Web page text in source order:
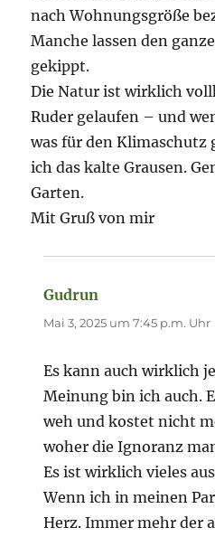
nach Wohnungsgröße
Manche lassen den
gekippt.
Die Natur ist wirklich
Ruder gelaufen – und
was für den Klimaschutz
ich das kalte Grausen.
Garten.
Mit Gruß von mir
Gudrun
Mai 3, 2025 um 7:45 p.m. Uhr
Es kann auch wirklich
Meinung bin ich auch.
weh und kostet nicht
woher die Ignoranz
Es ist wirklich vieles
Wenn ich in meinen
Herz. Immer mehr der